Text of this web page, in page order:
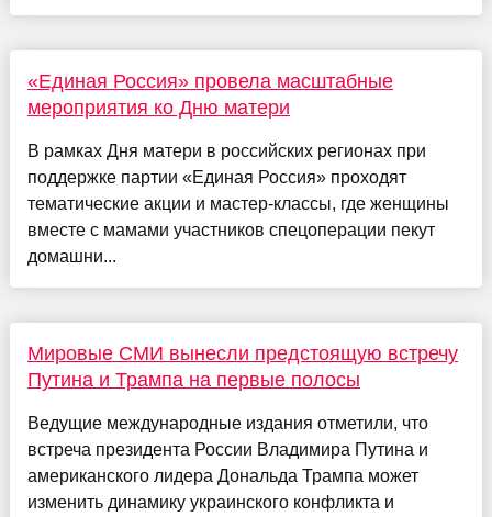
«Единая Россия» провела масштабные
мероприятия ко Дню матери
В рамках Дня матери в российских регионах при
поддержке партии «Единая Россия» проходят
тематические акции и мастер-классы, где женщины
вместе с мамами участников спецоперации пекут
домашни...
Мировые СМИ вынесли предстоящую встречу
Путина и Трампа на первые полосы
Ведущие международные издания отметили, что
встреча президента России Владимира Путина и
американского лидера Дональда Трампа может
изменить динамику украинского конфликта и